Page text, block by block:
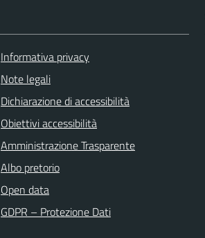
Informativa privacy
Note legali
Dichiarazione di accessibilità
Obiettivi accessibilità
Amministrazione Trasparente
Albo pretorio
Open data
GDPR – Protezione Dati